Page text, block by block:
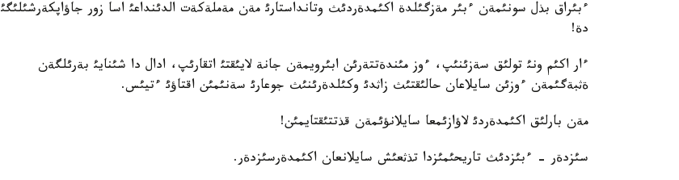
ءبئراق بذل سونئمةن ءبئر مةزگئلدة اكئمدةردئث وتانداستارئ مةن مةملةكةت الدئنداعئ اسا زور جاؤاپكةرشئلئگئ
دة!
ءار اكئم ونئ تولئق سةزئنئپ، ءوز مئندةتتةرئن ابئرويمةن جانة لايئقتئ اتقارئپ، ادال دا شئنايئ بةرئلگةن
ةثبةگئمةن ءوزئن سايلاعان حالئقتئث زاثدئ وكئلدةرئنئث جوعارئ سةنئمئن اقتاؤئ ءتيئس.
مةن بارلئق اكئمدةردئ لاؤازئمعا سايلانؤئمةن قذتتئقتايمئن!
سئزدةر - ءبئزدئث تاريحئمئزدا تذثعئش سايلانعان اكئمدةرسئزدةر.